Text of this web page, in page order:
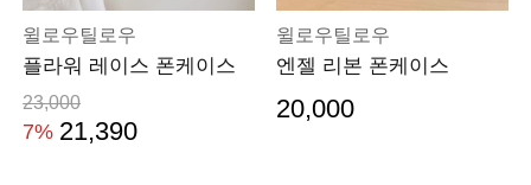
윌로우틸로우
플라워 레이스 폰케이스
23,000
7% 21,390
윌로우틸로우
엔젤 리본 폰케이스
20,000